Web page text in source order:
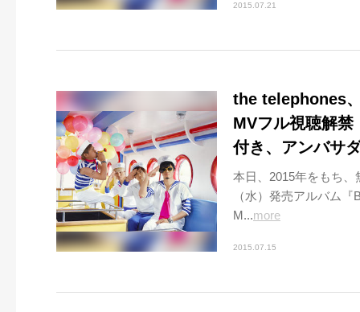
2015.07.21
the telephones
MVフル視聴解禁
付き、アンバサ
本日、2015年をもち、
（水）発売アルバム
M...more
2015.07.15